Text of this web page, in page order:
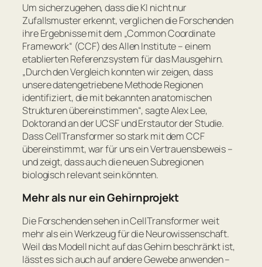
Um sicherzugehen, dass die KI nicht nur
Zufallsmuster erkennt, verglichen die Forschenden
ihre Ergebnisse mit dem „Common Coordinate
Framework“ (CCF) des Allen Institute – einem
etablierten Referenzsystem für das Mausgehirn.
„Durch den Vergleich konnten wir zeigen, dass
unsere datengetriebene Methode Regionen
identifiziert, die mit bekannten anatomischen
Strukturen übereinstimmen“, sagte Alex Lee,
Doktorand an der UCSF und Erstautor der Studie.
Dass CellTransformer so stark mit dem CCF
übereinstimmt, war für uns ein Vertrauensbeweis –
und zeigt, dass auch die neuen Subregionen
biologisch relevant sein könnten.
Mehr als nur ein Gehirnprojekt
Die Forschenden sehen in CellTransformer weit
mehr als ein Werkzeug für die Neurowissenschaft.
Weil das Modell nicht auf das Gehirn beschränkt ist,
lässt es sich auch auf andere Gewebe anwenden –